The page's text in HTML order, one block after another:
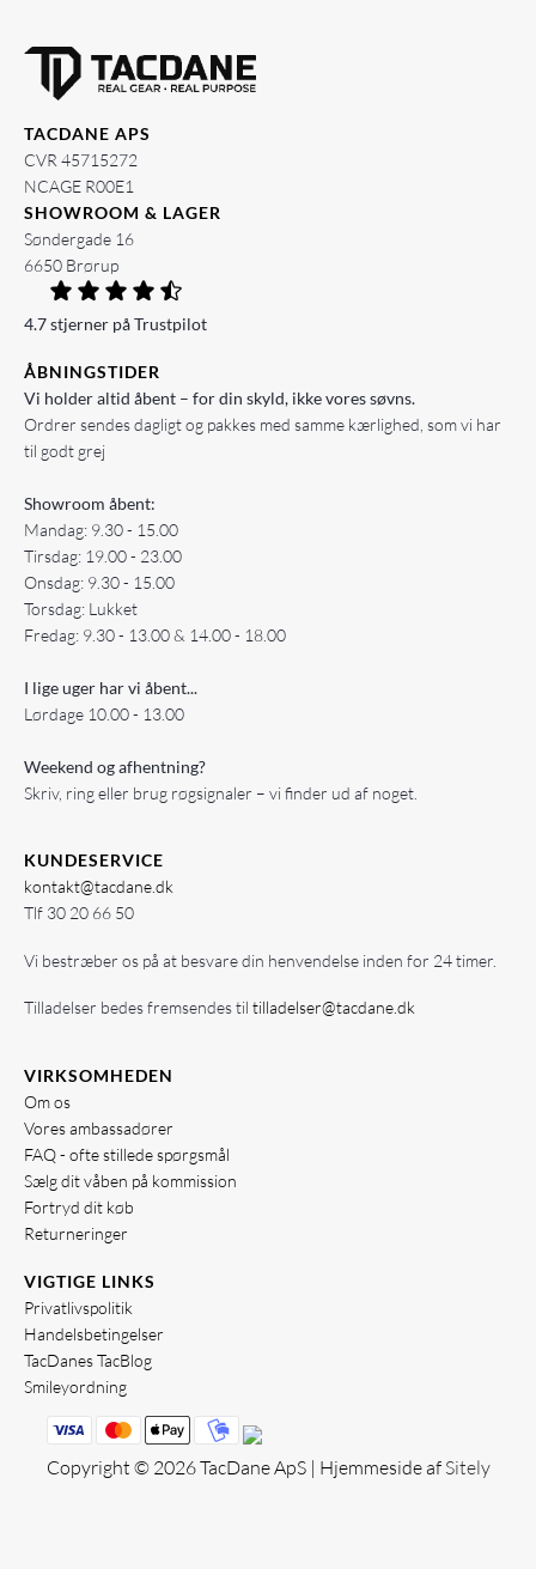
TACDANE APS
CVR 45715272
NCAGE R00E1
SHOWROOM & LAGER
Søndergade 16
6650 Brørup
4.7 stjerner på Trustpilot
ÅBNINGSTIDER
Vi holder altid åbent – for din skyld, ikke vores søvns.
Ordrer sendes dagligt og pakkes med samme kærlighed, som vi har
til godt grej
Showroom åbent:
Mandag: 9.30 - 15.00
Tirsdag: 19.00 - 23.00
Onsdag: 9.30 - 15.00
Torsdag: Lukket
Fredag: 9.30 - 13.00 & 14.00 - 18.00
I lige uger har vi åbent...
Lørdage 10.00 - 13.00
Weekend og afhentning?
Skriv, ring eller brug røgsignaler – vi finder ud af noget.
KUNDESERVICE
kontakt@tacdane.dk
Tlf 30 20 66 50
Vi bestræber os på at besvare din henvendelse inden for 24 timer.
Tilladelser bedes fremsendes til tilladelser@tacdane.dk
VIRKSOMHEDEN
Om os
Vores ambassadører
FAQ - ofte stillede spørgsmål
Sælg dit våben på kommission
Fortryd dit køb
Returneringer
VIGTIGE LINKS
Privatlivspolitik
Handelsbetingelser
TacDanes TacBlog
Smileyordning
Copyright © 2026 TacDane ApS | Hjemmeside af Sitely